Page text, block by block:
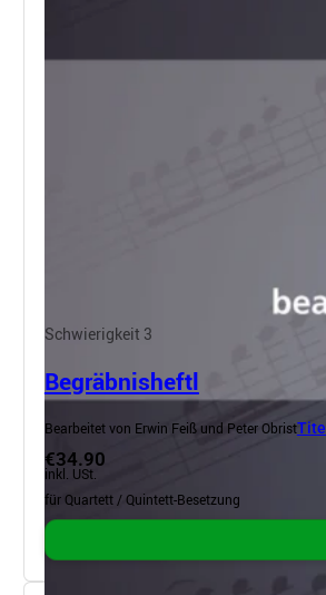
Schwierigkeit 3
Begräbnisheftl
Bearbeitet von Erwin Feiß und Peter Obrist
€34.90
inkl. USt.
für Quartett / Quintett-Besetzung